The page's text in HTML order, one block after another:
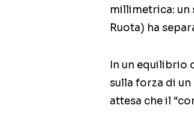
millimetrica: un
Ruota) ha
In un equilibrio
sulla forza di
attesa che il